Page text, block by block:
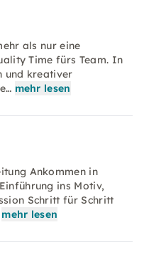
als nur eine
Time fürs Team. In
und kreativer
mehr lesen
Ankommen in
ins Motiv,
Schritt für Schritt
mehr lesen